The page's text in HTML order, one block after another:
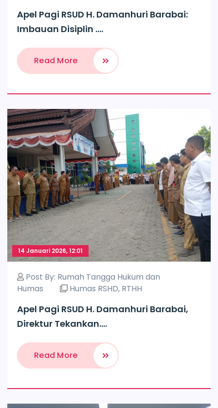
Apel Pagi RSUD H. Damanhuri Barabai:
Imbauan Disiplin ....
Read More
14 Januari 2026, 12:01
Post By: Rumah Tangga Hukum dan
Humas
Humas RSHD, RTHH
Apel Pagi RSUD H. Damanhuri Barabai,
Direktur Tekankan....
Read More